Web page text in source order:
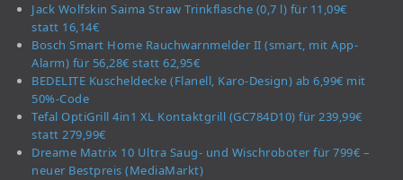
Jack Wolfskin Saima Straw Trinkflasche (0,7 l) für 11,09€
statt 16,14€
Bosch Smart Home Rauchwarnmelder II (smart, mit App-
Alarm) für 56,28€ statt 62,95€
BEDELITE Kuscheldecke (Flanell, Karo-Design) ab 6,99€ mit
50%-Code
Tefal OptiGrill 4in1 XL Kontaktgrill (GC784D10) für 239,99€
statt 279,99€
Dreame Matrix 10 Ultra Saug- und Wischroboter für 799€ –
neuer Bestpreis (MediaMarkt)